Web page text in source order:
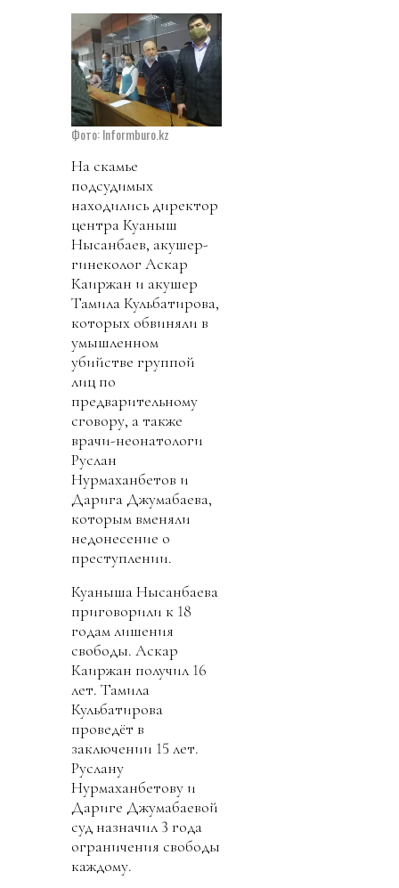
Фото: Informburo.kz
На скамье
подсудимых
находились директор
центра Куаныш
Нысанбаев, акушер-
гинеколог Аскар
Каиржан и акушер
Тамила Кульбатирова,
которых обвиняли в
умышленном
убийстве группой
лиц по
предварительному
сговору, а также
врачи-неонатологи
Руслан
Нурмаханбетов и
Дарига Джумабаева,
которым вменяли
недонесение о
преступлении.
Куаныша Нысанбаева
приговорили к 18
годам лишения
свободы. Аскар
Каиржан получил 16
лет. Тамила
Кульбатирова
проведёт в
заключении 15 лет.
Руслану
Нурмаханбетову и
Дариге Джумабаевой
суд назначил 3 года
ограничения свободы
каждому.